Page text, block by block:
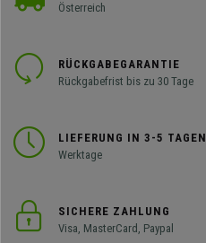
Österreich
RÜCKGABEGARANTIE
Rückgabefrist bis zu 30 Tage
LIEFERUNG IN 3-5 TAGEN
Werktage
SICHERE ZAHLUNG
Visa, MasterCard, Paypal